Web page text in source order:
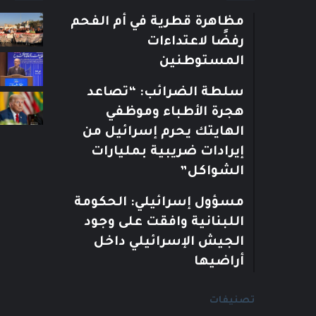
مظاهرة قطرية في أم الفحم
رفضًا لاعتداءات
المستوطنين
سلطة الضرائب: “تصاعد
هجرة الأطباء وموظفي
الهايتك يحرم إسرائيل من
إيرادات ضريبية بمليارات
الشواكل”
مسؤول إسرائيلي: الحكومة
اللبنانية وافقت على وجود
الجيش الإسرائيلي داخل
أراضيها
تصنيفات